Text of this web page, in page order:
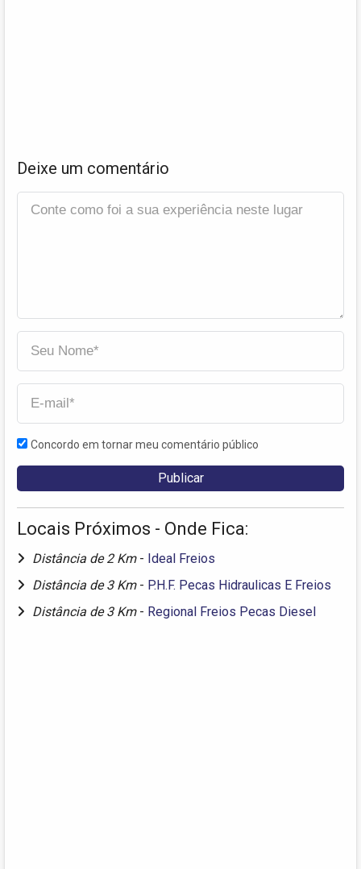
Deixe um comentário
Concordo em tornar meu comentário público
Locais Próximos - Onde Fica:
Distância de 2 Km - Ideal Freios
Distância de 3 Km - P.H.F. Pecas Hidraulicas E Freios
Distância de 3 Km - Regional Freios Pecas Diesel